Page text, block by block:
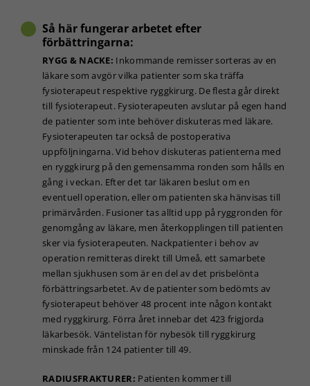
Så här fungerar arbetet efter
förbättringarna:
RYGG & NACKE: Inkommande remisser sorteras av en
läkare som avgör vilka patienter som ska träffa
fysioterapeut respektive ryggkirurg. De flesta går direkt
till fysioterapeut. Fysioterapeuten avslutar på egen hand
de patienter som inte behöver diskuteras med läkare.
Fysioterapeuten tar också de postoperativa
uppföljningarna. Vid behov diskuteras patienterna med
en ryggkirurg på den gemensamma ronden som hålls en
gång i veckan. Efter det tar läkaren beslut om en
eventuell operation, eller om patienten ska hänvisas till
primärvården. Fusioner tas alltid upp på ryggronden för
genomgång av läkare, men återkopplingen till patienten
sker via fysioterapeuten. Nackpatienter i behov av
operation remitteras direkt till Umeå, ett samarbete
mellan sjukhusen som är en del av det prisbelönta
förbättringsarbetet. Av de patienter som bedömts av
fysioterapeut behöver 48 procent inte någon kontakt
med ryggkirurg. Förra året innebar det 423 frigjorda
läkarbesök. Väntelistan för nybesök till ryggkirurg
minskade från 124 patienter till 49.
RADIUSFRAKTURER: Patienten kommer till
Nödvändiga
går inte att
välja bort. De
behövs för
att hemsidan
över huvud
taget ska
Statistik
kunna
förbättra
funktionalitet